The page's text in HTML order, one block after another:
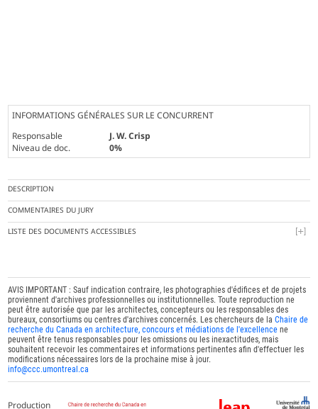
INFORMATIONS GÉNÉRALES SUR LE CONCURRENT
Responsable
J. W. Crisp
Niveau de doc.
0%
DESCRIPTION
COMMENTAIRES DU JURY
LISTE DES DOCUMENTS ACCESSIBLES
AVIS IMPORTANT : Sauf indication contraire, les photographies d'édifices et de projets
proviennent d'archives professionnelles ou institutionnelles. Toute reproduction ne
peut être autorisée que par les architectes, concepteurs ou les responsables des
bureaux, consortiums ou centres d'archives concernés. Les chercheurs de laChaire de
recherche du Canada en architecture, concours et médiations de l'excellence ne
peuvent être tenus responsables pour les omissions ou les inexactitudes, mais
souhaitent recevoir les commentaires et informations pertinentes afin d'effectuer les
modifications nécessaires lors de la prochaine mise à jour.
info@ccc.umontreal.ca
Production